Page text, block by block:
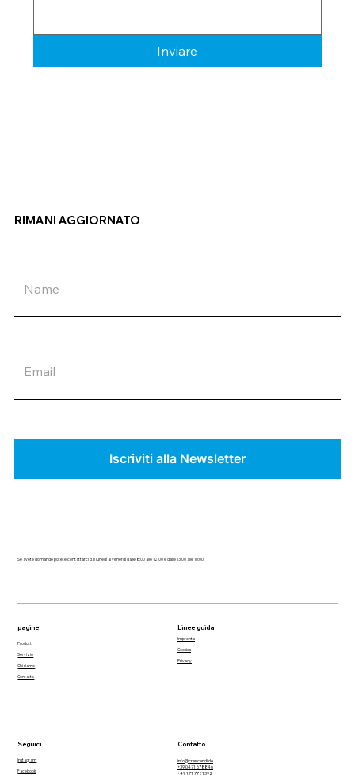
Inviare
Iscriviti alla Newsletter
RIMANI AGGIORNATO
Contatto
info@crescendi.de
+39 0471 678846
+49 171 7781392
Se avete domande potete contattarci dal lunedì al venerdì dalle 8:00 alle 12:00 e dalle 13:00 alle 16:00
pagine
Prodotti
Servizio
Chi siamo
Contatto
Linee guida
Impronta
Cookies
Privacy
Seguici
Instagram
Facebook